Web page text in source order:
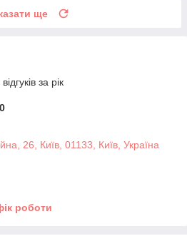
ще
за рік
26, Київ, 01133, Київ, Україна
роботи